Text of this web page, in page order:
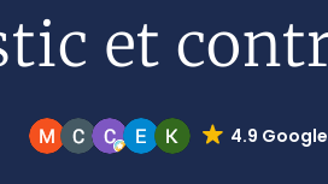
et
4.9 Google